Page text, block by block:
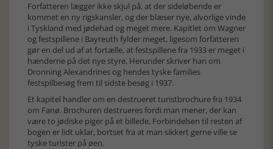
Forfatteren lægger ikke skjul på, at der sideløbende er
kommet en ny rigskansler, og der blæser nye, alvorlige vinde
i Tyskland med jødehad og meget mere. Kapitlet om Wagner
og festspillene i Bayreuth fylder meget, ligesom forfatteren
gør en del ud af at fortælle, at festspillene fra 1933 er meget i
hænderne på det nye styre. Herunder skriver han om
Dronning Alexandrines og hendes tyske families
festspilbesøg frem til sidste besøg i 1937.
Et kapitel handler om en destrueret turistbrochure fra 1934
om Fanø. Brochuren destrueres fordi man mener, der kan
være to jødiske piger på et billede. Forbindelsen til resten af
bogen er lidt uklar, bortset fra at man sikkert gerne ville se
tyske turister på øen.